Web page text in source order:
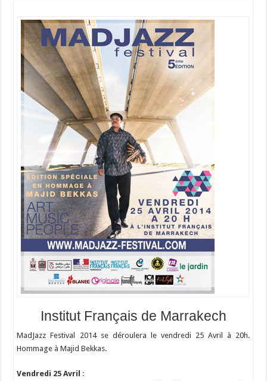
Institut Français de Marrakech
MadJazz Festival 2014 se déroulera le vendredi 25 Avril à 20h.
Hommage à Majid Bekkas.
Vendredi 25 Avril :